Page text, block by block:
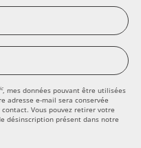
, mes données pouvant être utilisées
adresse e-mail sera conservée
Vous pouvez retirer votre
désinscription présent dans notre